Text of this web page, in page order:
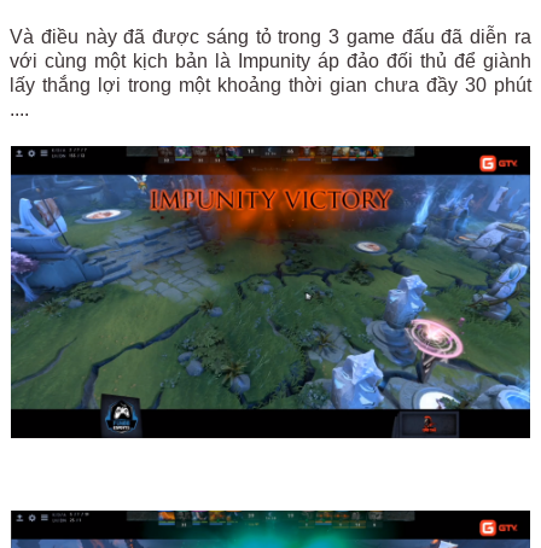
Và điều này đã được sáng tỏ trong 3 game đấu đã diễn ra
với cùng một kịch bản là Impunity áp đảo đối thủ để giành
lấy thắng lợi trong một khoảng thời gian chưa đầy 30 phút
....